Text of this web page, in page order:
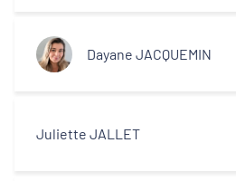
Partenaires
Dayane JACQUEMIN
Juliette JALLET